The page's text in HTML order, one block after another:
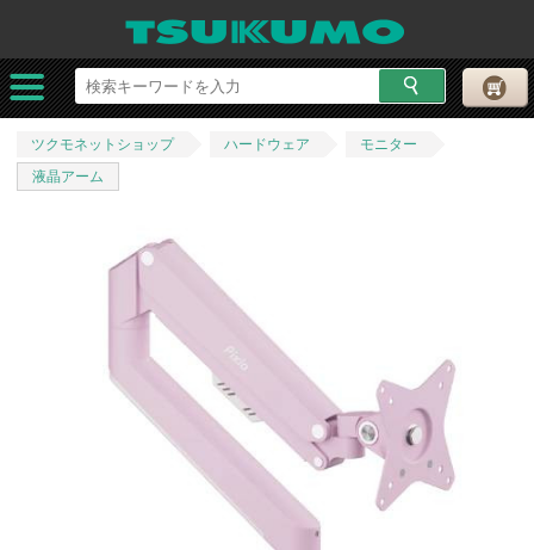
ツクモネットショップ ハードウェア
モニター
液晶アーム